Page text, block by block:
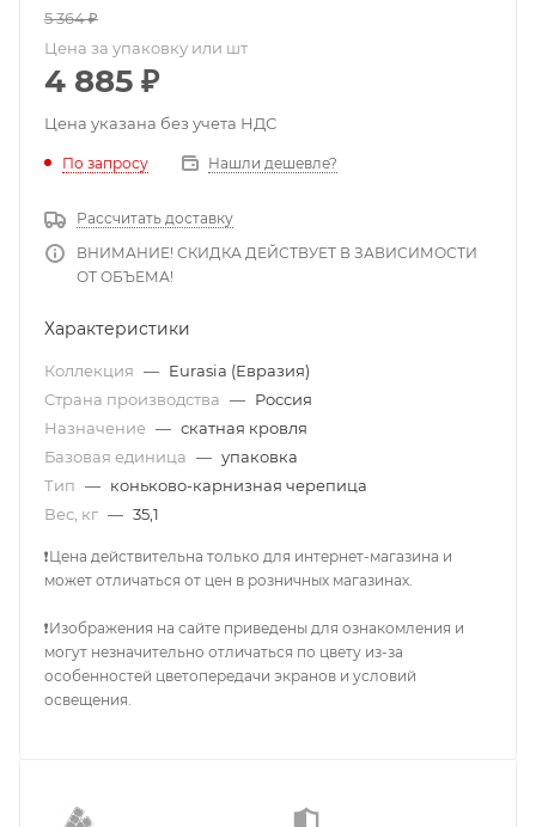
5 364₽
Цена за упаковку или шт
4 885 ₽
Цена указана без учета НДС
По запросу Нашли дешевле?
Рассчитать доставку
ВНИМАНИЕ! СКИДКА ДЕЙСТВУЕТ В ЗАВИСИМОСТИ
ОТ ОБЪЕМА!
Характеристики
Коллекция — Eurasia (Евразия)
Страна производства — Россия
Назначение — скатная кровля
Базовая единица — упаковка
Тип — коньково-карнизная черепица
Вес, кг — 35,1
❗Цена действительна только для интернет-магазина и
может отличаться от цен в розничных магазинах.
❗Изображения на сайте приведены для ознакомления и
могут незначительно отличаться по цвету из-за
особенностей цветопередачи экранов и условий
освещения.